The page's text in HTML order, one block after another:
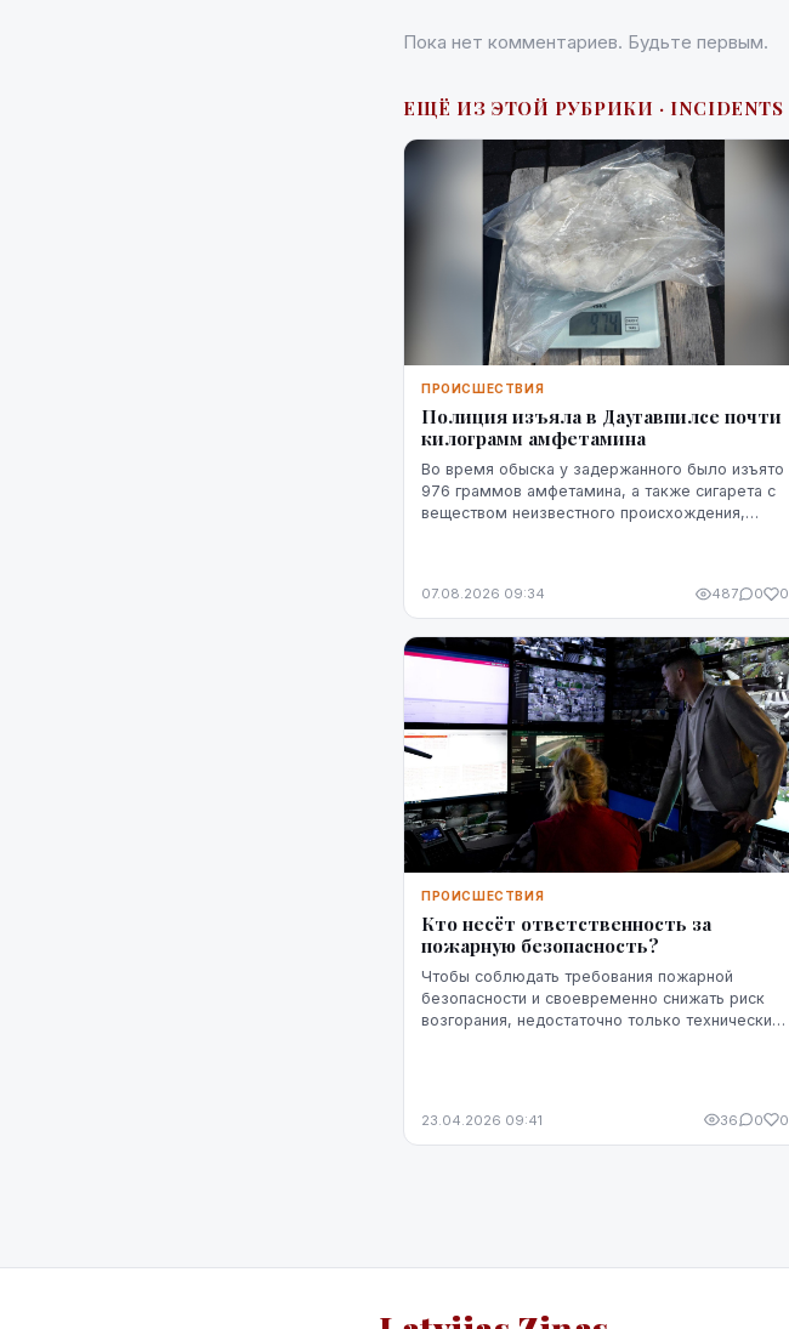
Пока нет комментариев. Будьте первым.
ЕЩЁ ИЗ ЭТОЙ РУБРИКИ · INCIDENTS
ПРОИСШЕСТВИЯ
Полиция изъяла в Даугавпилсе почти
килограмм амфетамина
Во время обыска у задержанного было изъято
976 граммов амфетамина, а также сигарета с
веществом неизвестного происхождения,
07.08.2026 09:34 487 0 0
ПРОИСШЕСТВИЯ
Кто несёт ответственность за
пожарную безопасность?
Чтобы соблюдать требования пожарной
безопасности и своевременно снижать риск
возгорания, недостаточно только технических
23.04.2026 09:41 36 0 0